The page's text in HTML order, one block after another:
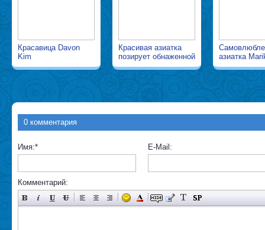
Красавица Davon
Kim
Красивая азиатка
позирует обнаженной
азиатка
0 комментария
Имя:* E-Mail:
Комментарий: